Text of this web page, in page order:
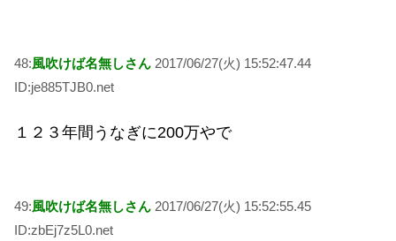
48:風吹けば名無しさん 2017/06/27(火) 15:52:47.44
ID:je885TJB0.net
１２３年間うなぎに200万やで
49:風吹けば名無しさん 2017/06/27(火) 15:52:55.45
ID:zbEj7z5L0.net